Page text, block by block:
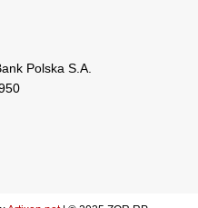
Polska S.A.